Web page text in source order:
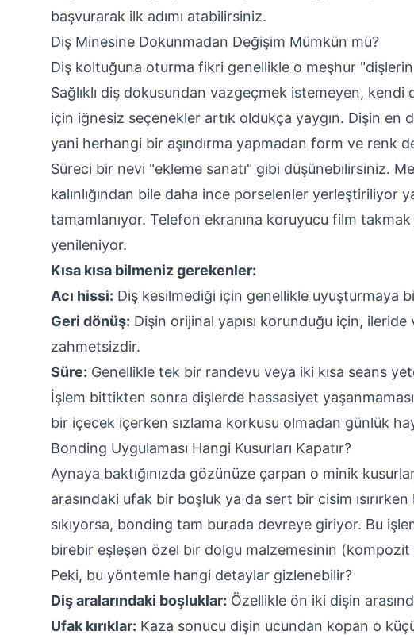
başvurarak ilk adımı atabilirsiniz.
Diş Minesine Dokunmadan Değişim Mümkün mü?
Diş koltuğuna oturma fikri genellikle o meşhur
Sağlıklı diş dokusundan vazgeçmek istemeyen,
için iğnesiz seçenekler artık oldukça yaygın. Dişin en
yani herhangi bir aşındırma yapmadan form ve renk
Süreci bir nevi "ekleme sanatı" gibi düşünebilirsiniz.
kalınlığından bile daha ince porselenler yerleştiriliyor
tamamlanıyor. Telefon ekranına koruyucu film
yenileniyor.
Kısa kısa bilmeniz gerekenler:
Acı hissi: Diş kesilmediği için genellikle uyuşturmaya
Geri dönüş: Dişin orijinal yapısı korunduğu için,
zahmetsizdir.
Süre: Genellikle tek bir randevu veya iki kısa seans
İşlem bittikten sonra dişlerde hassasiyet
bir içecek içerken sızlama korkusu olmadan günlük
Bonding Uygulaması Hangi Kusurları Kapatır?
Aynaya baktığınızda gözünüze çarpan o minik
arasındaki ufak bir boşluk ya da sert bir cisim ısırırken
sıkıyorsa, bonding tam burada devreye giriyor. Bu
birebir eşleşen özel bir dolgu malzemesinin (kompozit
Peki, bu yöntemle hangi detaylar gizlenebilir?
Diş aralarındaki boşluklar: Özellikle ön iki dişin
Ufak kırıklar: Kaza sonucu dişin ucundan kopan o